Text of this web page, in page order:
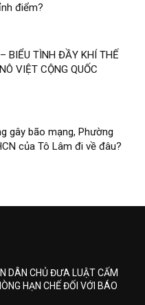
điểm?
BIỂU TÌNH ĐẦY KHÍ THẾ
VIỆT CỘNG QUỐC
gây bão mạng, Phường
của Tô Lâm đi về đâu?
DÂN CHỦ ĐƯA LUẬT CẤM
HẠN CHẾ ĐỐI VỚI BÁO